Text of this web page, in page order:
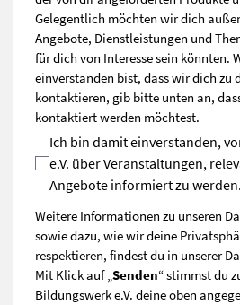
Gelegentlich möchten wir dich
Angebote, Dienstleistungen und
für dich von Interesse sein könnten.
einverstanden bist, dass wir dich zu
kontaktieren, gib bitte unten an,
kontaktiert werden möchtest.
Ich bin damit einverstanden,
e.V. über Veranstaltungen,
Angebote informiert zu werden.
Weitere Informationen zu unseren
sowie dazu, wie wir deine
respektieren, findest du in unserer
Mit Klick auf „Senden“ stimmst du
Bildungswerk e.V. deine oben